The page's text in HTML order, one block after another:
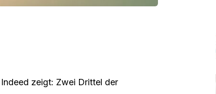
zeigt: Zwei Drittel der